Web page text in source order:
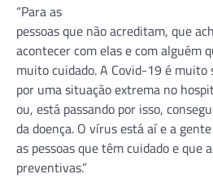
“Para as
pessoas que não acreditam, que
acontecer com elas e com alguém
muito cuidado. A Covid-19 é muito
por uma situação extrema no
ou, está passando por isso,
da doença. O vírus está aí e a
as pessoas que têm cuidado e que
preventivas.”